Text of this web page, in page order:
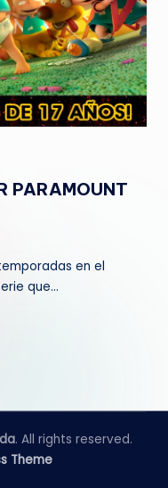
PARAMOUNT
en el
que…
. All rights reserved.
Theme